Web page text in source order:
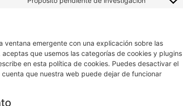
ventana emergente con una explicación sobre las
que usemos las categorías de cookies y plugins
en esta política de cookies. Puedes desactivar el
que nuestra web puede dejar de funcionar